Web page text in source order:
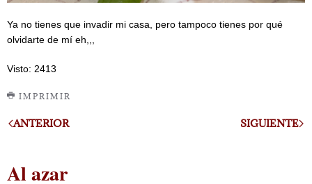
Ya no tienes que invadir mi casa, pero tampoco tienes por qué
olvidarte de mí eh,,,
Visto: 2413
IMPRIMIR
ANTERIOR SIGUIENTE
Al azar